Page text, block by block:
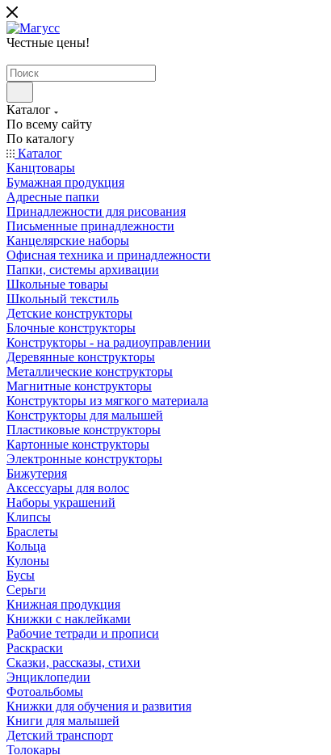
Честные цены!
Каталог
По всему сайту
По каталогу
Каталог
Канцтовары
Бумажная продукция
Адресные папки
Принадлежности для рисования
Письменные принадлежности
Канцелярские наборы
Офисная техника и принадлежности
Папки, системы архивации
Школьные товары
Школьный текстиль
Детские конструкторы
Блочные конструкторы
Конструкторы - на радиоуправлении
Деревянные конструкторы
Металлические конструкторы
Магнитные конструкторы
Конструкторы из мягкого материала
Конструкторы для малышей
Пластиковые конструкторы
Картонные конструкторы
Электронные конструкторы
Бижутерия
Аксессуары для волос
Наборы украшений
Клипсы
Браслеты
Кольца
Кулоны
Бусы
Серьги
Книжная продукция
Книжки с наклейками
Рабочие тетради и прописи
Раскраски
Сказки, рассказы, стихи
Энциклопедии
Фотоальбомы
Книжки для обучения и развития
Книги для малышей
Детский транспорт
Толокары